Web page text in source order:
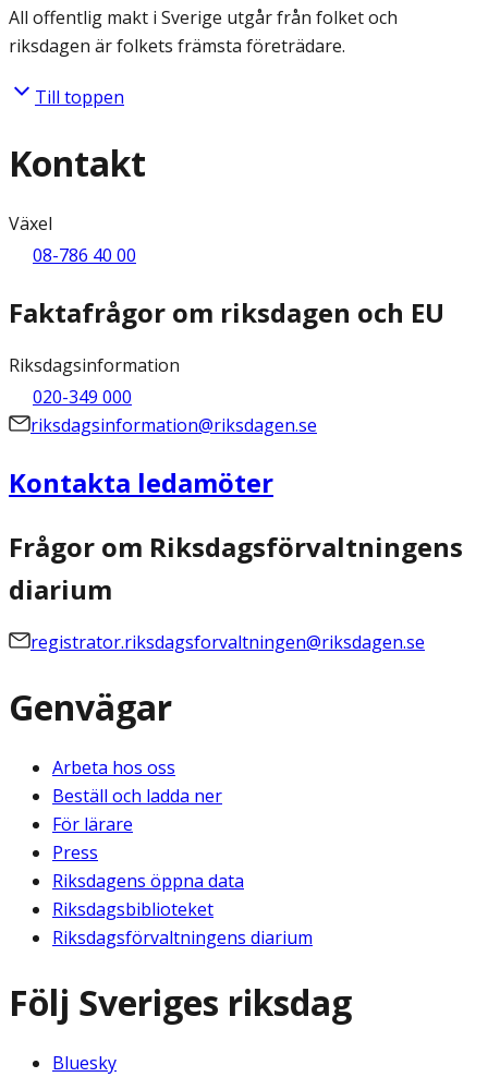
All offentlig makt i Sverige utgår från folket och
riksdagen är folkets främsta företrädare.
Till toppen
Kontakt
Växel
08-786 40 00
Faktafrågor om riksdagen och EU
Riksdagsinformation
020-349 000
riksdagsinformation@riksdagen.se
Kontakta ledamöter
Frågor om Riksdagsförvaltningens
diarium
registrator.riksdagsforvaltningen@riksdagen.se
Genvägar
Arbeta hos oss
Beställ och ladda ner
För lärare
Press
Riksdagens öppna data
Riksdagsbiblioteket
Riksdagsförvaltningens diarium
Följ Sveriges riksdag
Bluesky